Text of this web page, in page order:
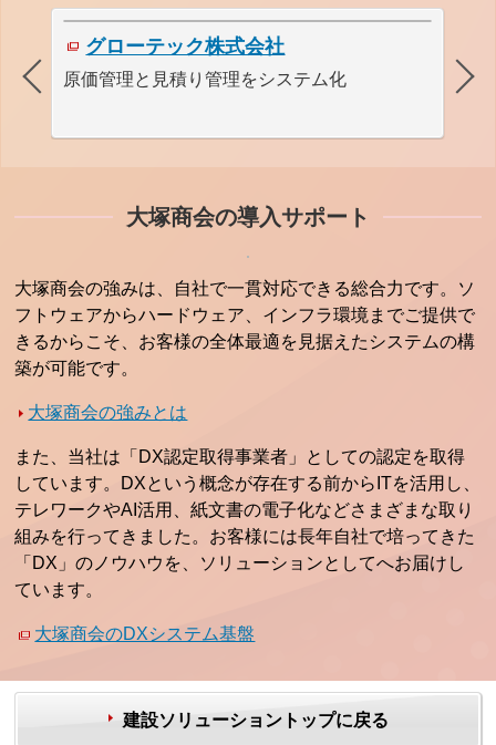
グローテック株式会社
原価管理と見積り管理をシステム化 見
大塚商会の導入サポート
大塚商会の強みは、自社で一貫対応できる総合力です。ソ
フトウェアからハードウェア、インフラ環境までご提供で
きるからこそ、お客様の全体最適を見据えたシステムの構
築が可能です。
大塚商会の強みとは
また、当社は「DX認定取得事業者」としての認定を取得
しています。DXという概念が存在する前からITを活用し、
テレワークやAI活用、紙文書の電子化などさまざまな取り
組みを行ってきました。お客様には長年自社で培ってきた
「DX」のノウハウを、ソリューションとしてへお届けし
ています。
大塚商会のDXシステム基盤
建設ソリューショントップに戻る